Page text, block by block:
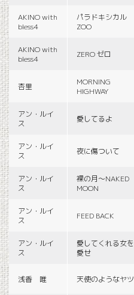
AKINO with
bless4
パラドキシカル
ZOO
AKINO with
bless4
ZERO ゼロ
杏里
MORNING
HIGHWAY
アン・ルイ
ス
愛してるよ
アン・ルイ
ス
夜に傷ついて
アン・ルイ
ス
裸の月〜NAKED
MOON
アン・ルイ
ス
FEED BACK
アン・ルイ
ス
愛してくれる女を
愛せ
浅香 唯 天使のようなヤツ